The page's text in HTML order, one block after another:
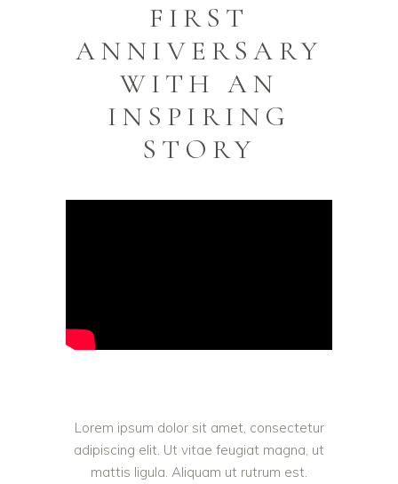
FIRST
ANNIVERSARY
WITH AN
INSPIRING
STORY
Lorem ipsum dolor sit amet, consectetur
adipiscing elit. Ut vitae feugiat magna, ut
mattis ligula. Aliquam ut rutrum est.